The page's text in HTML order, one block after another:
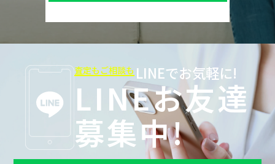
査定もご相談も LINEでお気軽に!
LINEお友達
募集中!